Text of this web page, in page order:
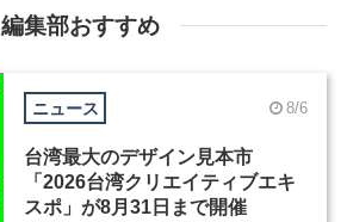
編集部おすすめ
ニュース 8/6
台湾最大のデザイン見本市
「2026台湾クリエイティブエキ
スポ」が8月31日まで開催